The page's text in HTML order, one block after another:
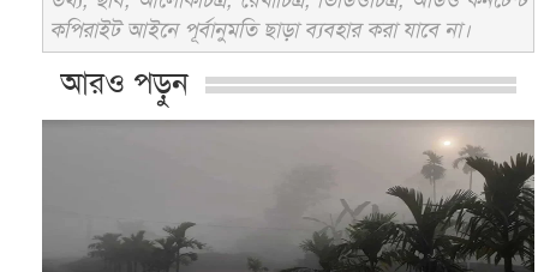
কপিরাইট আইনে পূর্বানুমতি ছাড়া ব্যবহার করা যাবে না।
আরও পড়ুন